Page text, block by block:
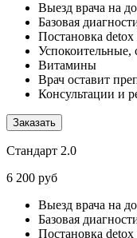
Выезд врача на
Базовая
Постановка
Успокоительные,
Витамины
Врач оставит
Консультации и
Заказать
Стандарт 2.0
6 200 руб
Выезд врача на
Базовая
Постановка